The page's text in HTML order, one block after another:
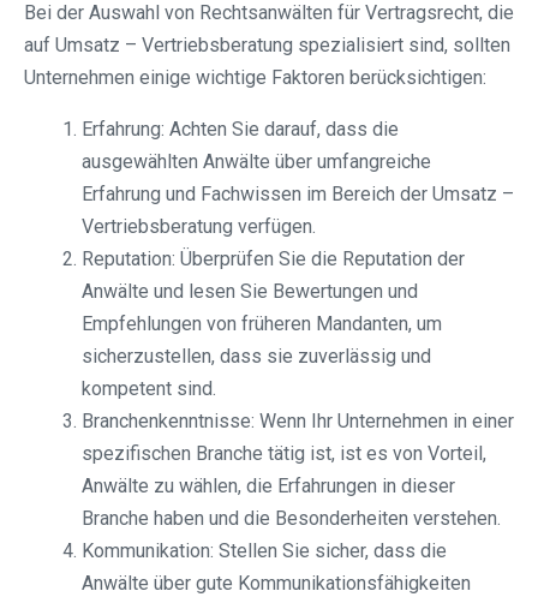
Bei der Auswahl von Rechtsanwälten für Vertragsrecht, die
auf Umsatz – Vertriebsberatung spezialisiert sind, sollten
Unternehmen einige wichtige Faktoren berücksichtigen:
Erfahrung: Achten Sie darauf, dass die
ausgewählten Anwälte über umfangreiche
Erfahrung und Fachwissen im Bereich der Umsatz –
Vertriebsberatung verfügen.
Reputation: Überprüfen Sie die Reputation der
Anwälte und lesen Sie Bewertungen und
Empfehlungen von früheren Mandanten, um
sicherzustellen, dass sie zuverlässig und
kompetent sind.
Branchenkenntnisse: Wenn Ihr Unternehmen in einer
spezifischen Branche tätig ist, ist es von Vorteil,
Anwälte zu wählen, die Erfahrungen in dieser
Branche haben und die Besonderheiten verstehen.
Kommunikation: Stellen Sie sicher, dass die
Anwälte über gute Kommunikationsfähigkeiten